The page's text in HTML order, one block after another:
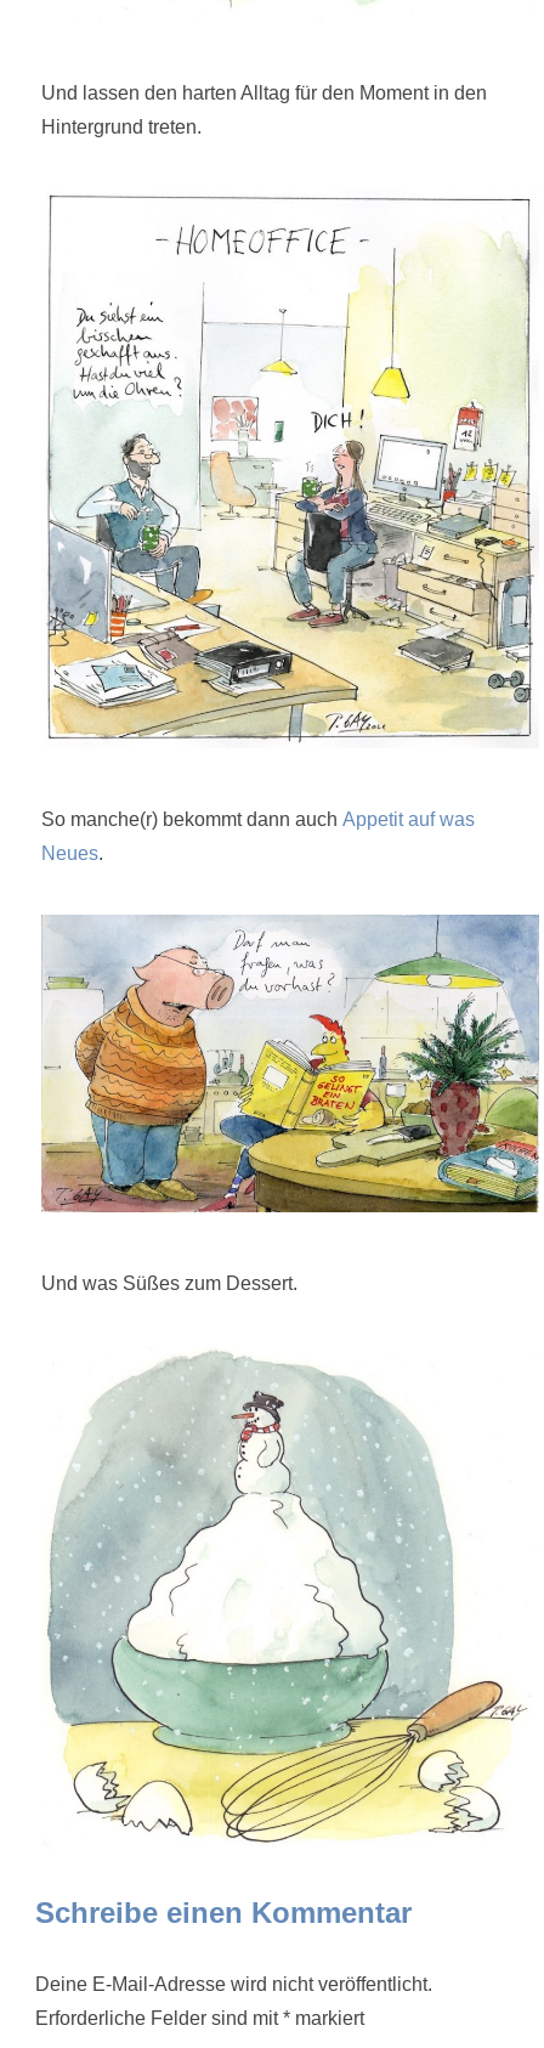
Und lassen den harten Alltag für den Moment in den
Hintergrund treten.
So manche(r) bekommt dann auch Appetit auf was
Neues.
Und was Süßes zum Dessert.
Schreibe einen Kommentar
Deine E-Mail-Adresse wird nicht veröffentlicht.
Erforderliche Felder sind mit* markiert